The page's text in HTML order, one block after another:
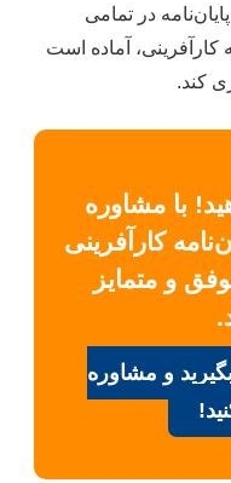
در تمامی
آماده است
کند.
با مشاوره
کارآفرینی
و متمایز
و مشاوره